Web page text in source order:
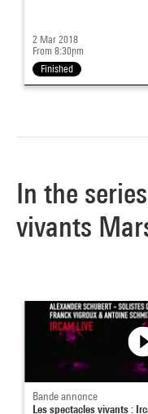
2 Mar 2018
From 8:30pm
Finished
In the
vivants
Bande annonce
Les spectacles vivants :